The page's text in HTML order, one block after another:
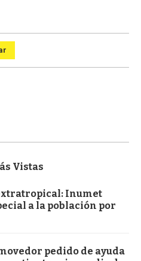
Vistas
Inumet
a la población por
pedido de ayuda